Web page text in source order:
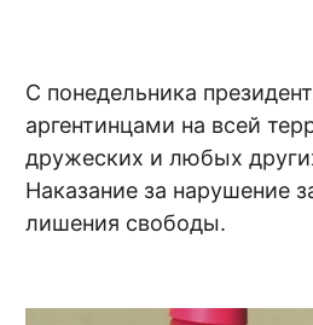
С понедельника
аргентинцами на всей
дружеских и любых
Наказание за нарушение
лишения свободы.